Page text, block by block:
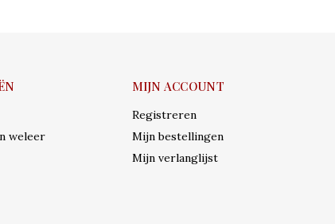
weleer
MIJN ACCOUNT
Registreren
Mijn bestellingen
Mijn verlanglijst